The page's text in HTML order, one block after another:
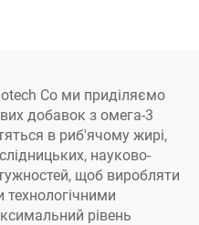
Co ми приділяємо
добавок з омега-3
в риб'ячому жирі,
науково-
щоб виробляти
рівень